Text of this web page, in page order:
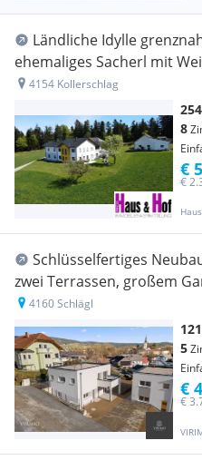
Ländliche Idylle
ehemaliges Sacherl mit
+ 5 ha zusätzliche
4154 Kollerschlag
254
8
€
€
Schlüsselfertiges
zwei Terrassen, großem
Weitblick in Aigen-Schlägl
4160 Schlägl
121
5
€
€